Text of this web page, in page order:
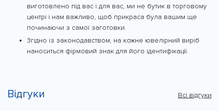
виготовлено під вас і для вас, ми не бутик в торговому
центрі і нам важливо, щоб прикраса була вашим ще
починаючи з самої заготовки.
Згідно із законодавством, на кожне ювелірний виріб
наноситься фірмовий знак для його ідентифікації.
Відгуки Всі відгуки